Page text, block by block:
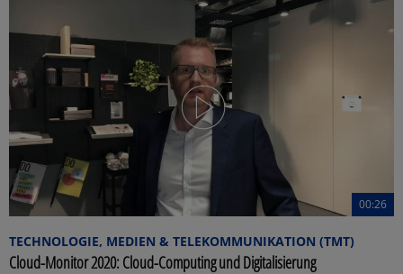
00:26
TECHNOLOGIE, MEDIEN & TELEKOMMUNIKATION (TMT)
Cloud-Monitor 2020: Cloud-Computing und Digitalisierung